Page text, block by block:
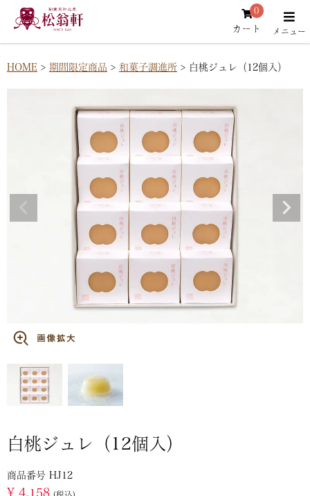
カート
0
HOME 期間限定商品 和菓子調進所 白桃ジュレ（12個入）
白桃ジュレ（12個入）
商品番号 HJ12
¥ 4,158